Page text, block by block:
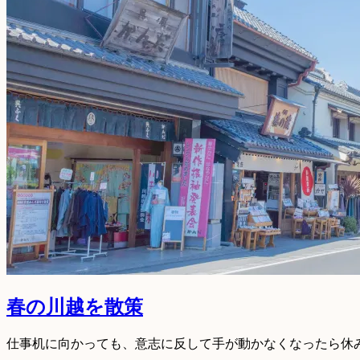
春の川越を散策
仕事机に向かっても、意志に反して手が動かなくなったら休